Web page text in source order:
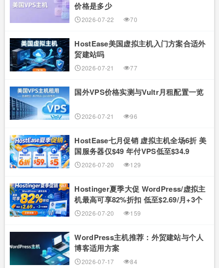
价格是多少
2026-07-22 70
HostEase美国虚拟主机入门方案合适外
贸建站吗
2026-07-21 77
国外VPS价格实测与Vultr月租配置一览
2026-07-21 96
HostEase七月促销 虚拟主机全场6折 美
国服务器仅$49 年付VPS低至$34.9
RTX5090新购立减$100
2026-07-20 129
Hostinger夏季大促 WordPress/虚拟主
机最高可享82%折扣 低至$2.69/月+3个
月赠期
2026-07-20 159
WordPress主机推荐：外贸建站与个人
博客适用方案
2026-07-17 84